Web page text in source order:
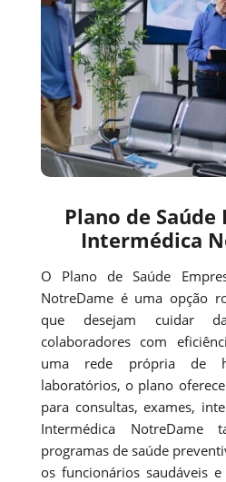
Plano de
Intermédica
O Plano de Saúde
NotreDame é uma opção
que desejam cuidar
colaboradores com
uma rede própria de
laboratórios, o plano
para consultas, exames,
Intermédica NotreDame
programas de saúde
os funcionários saudáveis